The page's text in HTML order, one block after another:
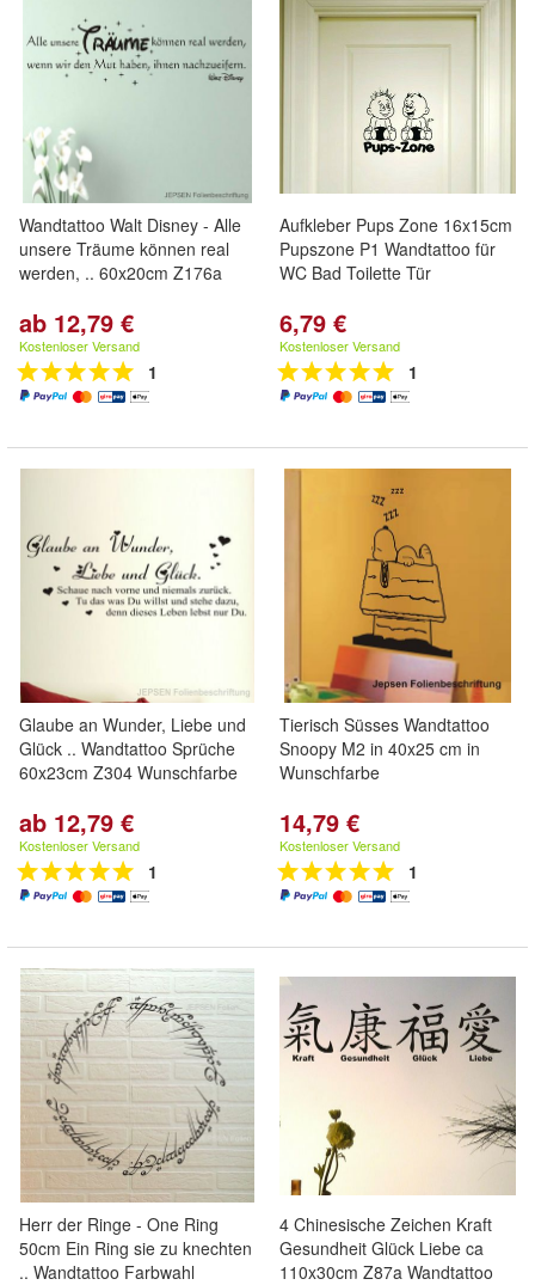
Wandtattoo Walt Disney - Alle
unsere Träume können real
werden, .. 60x20cm Z176a
ab 12,79 €
Kostenloser Versand
1
Aufkleber Pups Zone 16x15cm
Pupszone P1 Wandtattoo für
WC Bad Toilette Tür
6,79 €
Kostenloser Versand
1
Glaube an Wunder, Liebe und
Glück .. Wandtattoo Sprüche
60x23cm Z304 Wunschfarbe
ab 12,79 €
Kostenloser Versand
1
Tierisch Süsses Wandtattoo
Snoopy M2 in 40x25 cm in
Wunschfarbe
14,79 €
Kostenloser Versand
1
Herr der Ringe - One Ring
50cm Ein Ring sie zu knechten
.. Wandtattoo Farbwahl
4 Chinesische Zeichen Kraft
Gesundheit Glück Liebe ca
110x30cm Z87a Wandtattoo